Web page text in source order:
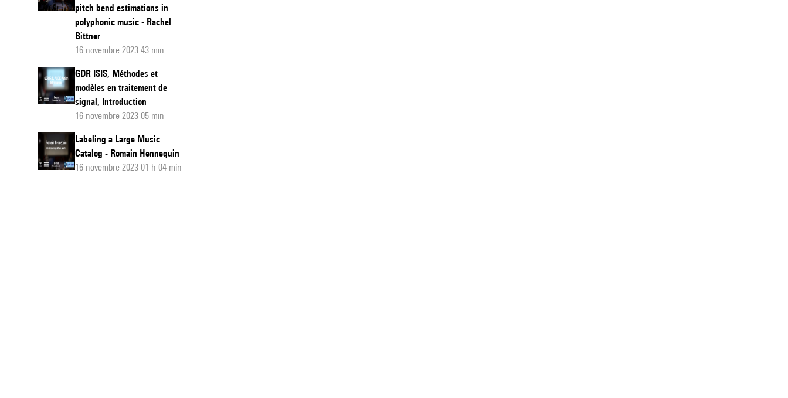
pitch bend estimations in
polyphonic music - Rachel
Bittner
16 novembre 2023 43 min
GDR ISIS, Méthodes et
modèles en traitement de
signal, Introduction
16 novembre 2023 05 min
Labeling a Large Music
Catalog - Romain Hennequin
16 novembre 2023 01 h 04 min